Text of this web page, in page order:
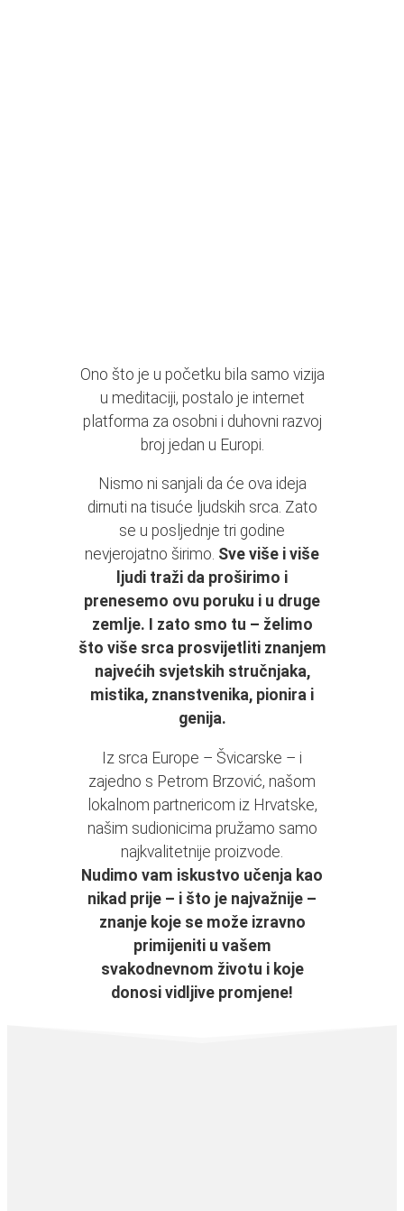
Ono što je u početku bila samo vizija
u meditaciji, postalo je internet
platforma za osobni i duhovni razvoj
broj jedan u Europi.
Nismo ni sanjali da će ova ideja
dirnuti na tisuće ljudskih srca. Zato
se u posljednje tri godine
nevjerojatno širimo. Sve više i više
ljudi traži da proširimo i
prenesemo ovu poruku i u druge
zemlje. I zato smo tu – želimo
što više srca prosvijetliti znanjem
najvećih svjetskih stručnjaka,
mistika, znanstvenika, pionira i
genija.
Iz srca Europe – Švicarske – i
zajedno s Petrom Brzović, našom
lokalnom partnericom iz Hrvatske,
našim sudionicima pružamo samo
najkvalitetnije proizvode.
Nudimo vam iskustvo učenja kao
nikad prije – i što je najvažnije –
znanje koje se može izravno
primijeniti u vašem
svakodnevnom životu i koje
donosi vidljive promjene!